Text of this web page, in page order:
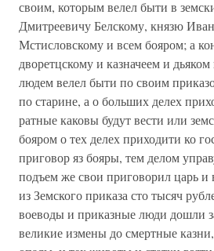
своим, которым велел быти в
Дмитреевичу Белскому, князю
Мстисловскому и всем бояром; а
дворетцскому и казначеем и
людем велел быти по своим
по старине, а о больших делех
ратные каковы будут вести или
бояром о тех делех приходити ко
приговор яз бояры, тем делом
подъем же свои приговорил царь и
из Земского приказа сто тысяч
воеводы и приказные люди дошли
великие измены до смертные